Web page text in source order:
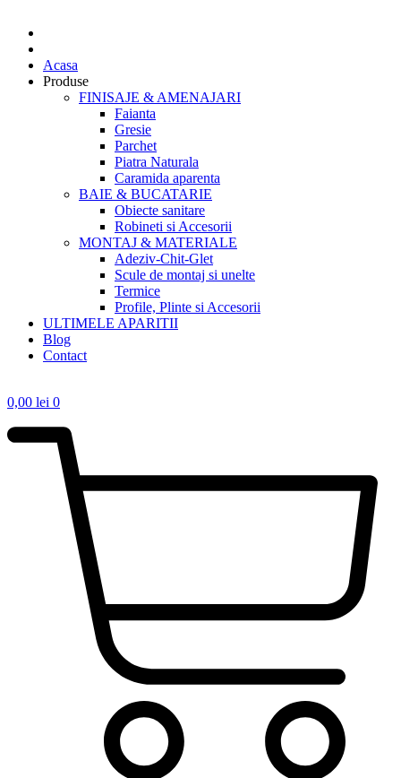
Acasa
Produse
FINISAJE & AMENAJARI
Faianta
Gresie
Parchet
Piatra Naturala
Caramida aparenta
BAIE & BUCATARIE
Obiecte sanitare
Robineti si Accesorii
MONTAJ & MATERIALE
Adeziv-Chit-Glet
Scule de montaj si unelte
Termice
Profile, Plinte si Accesorii
ULTIMELE APARITII
Blog
Contact
0,00 lei 0